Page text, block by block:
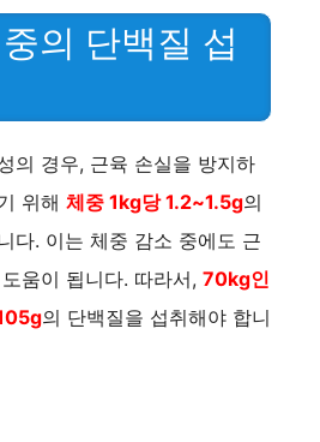
의 단백질 섭
의 경우, 근육 손실을 방지하
위해 체중 1kg당 1.2~1.5g의
다. 이는 체중 감소 중에도 근
움이 됩니다. 따라서, 70kg인
의 단백질을 섭취해야 합니